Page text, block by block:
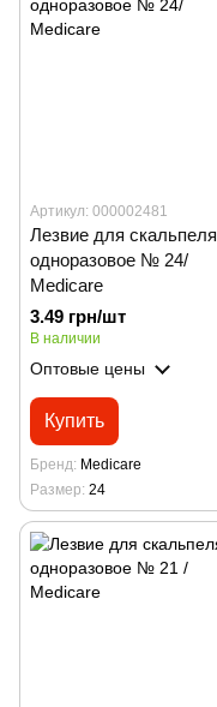
Артикул: 000002481
Лезвие для скальпеля
одноразовое № 24/
Medicare
3.49 грн/шт
В наличии
Оптовые цены
Купить
Бренд Medicare
Размер 24